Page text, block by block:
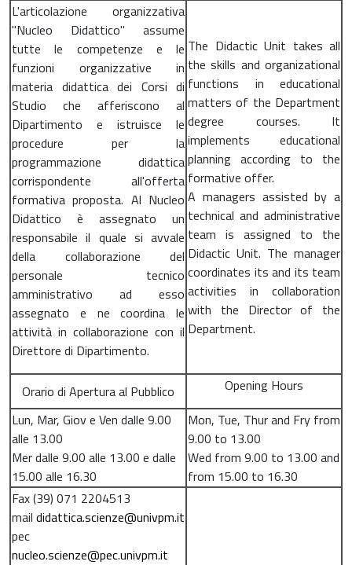
L'articolazione organizzativa
"Nucleo Didattico" assume
tutte le competenze e le
funzioni organizzative in
materia didattica dei Corsi di
Studio che afferiscono al
Dipartimento e istruisce le
procedure per la
programmazione didattica
corrispondente all'offerta
formativa proposta. Al Nucleo
Didattico è assegnato un
responsabile il quale si avvale
della collaborazione del
personale tecnico
amministrativo ad esso
assegnato e ne coordina le
attività in collaborazione con il
Direttore di Dipartimento.
The Didactic Unit takes all
the skills and organizational
functions in educational
matters of the Department
degree courses. It
implements educational
planning according to the
formative offer.
A managers assisted by a
technical and administrative
team is assigned to the
Didactic Unit. The manager
coordinates its and its team
activities in collaboration
with the Director of the
Department.
Orario di Apertura al Pubblico
Opening Hours
Lun, Mar, Giov e Ven dalle 9.00
alle 13.00
Mer dalle 9.00 alle 13.00 e dalle
15.00 alle 16.30
Mon, Tue, Thur and Fry from
9.00 to 13.00
Wed from 9.00 to 13.00 and
from 15.00 to 16.30
Fax (39) 071 2204513
mail didattica.scienze@univpm.it
pec
nucleo.scienze@pec.univpm.it